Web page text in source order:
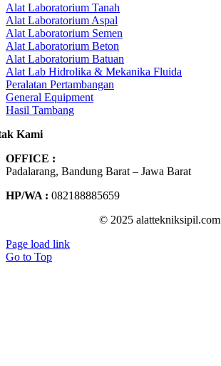
Alat Laboratorium Tanah
Alat Laboratorium Aspal
Alat Laboratorium Semen
Alat Laboratorium Beton
Alat Laboratorium Batuan
Alat Lab Hidrolika & Mekanika Fluida
Peralatan Pertambangan
General Equipment
Hasil Tambang
Kami
OFFICE :
Padalarang, Bandung Barat – Jawa Barat
HP/WA : 082188885659
© 2025 alattekniksipil.com
Page load link
Go to Top